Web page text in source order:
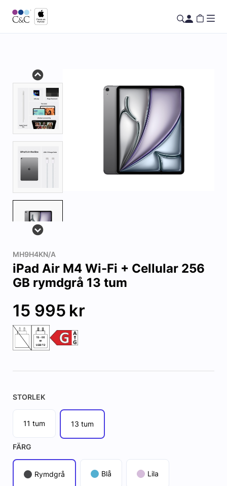
MH9H4KN/A
iPad Air M4 Wi-Fi + Cellular 256
GB rymdgrå 13 tum
15 995 kr
STORLEK
11 tum 13 tum
FÄRG
Rymdgrå Blå Lila